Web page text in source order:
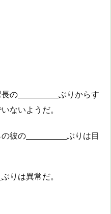
の
ぶりからす
ないようだ。
彼の
ぶりは目
ぶりは異常だ。